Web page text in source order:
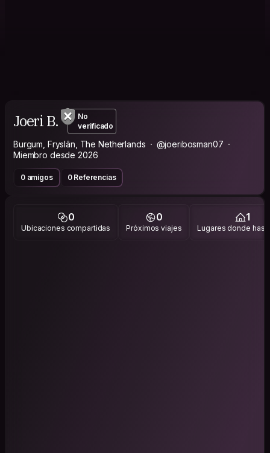
Joeri B.
No
verificado
Burgum, Fryslân, The Netherlands
@joeribosman07
Miembro desde 2026
0 amigos 0 Referencias
0
Ubicaciones compartidas
0
Próximos viajes
1
Lugares donde has